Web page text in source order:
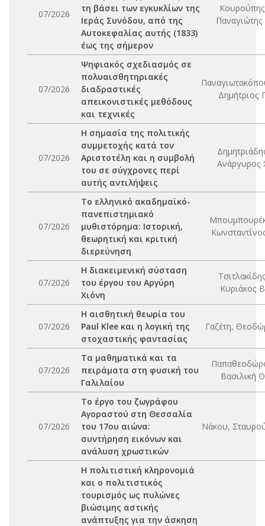
07/2026
τη βάσει των εγκυκλίων της
Ιεράς Συνόδου, από της
Αυτοκεφαλίας αυτής (1833)
έως της σήμερον
Παναγιώτης
07/2026
Ψηφιακός σχεδιασμός σε
πολυαισθητηριακές
διαδραστικές
απεικονιστικές μεθόδους
και τεχνικές
Δημήτριος
07/2026
Η σημασία της πολιτικής
συμμετοχής κατά τον
Αριστοτέλη και η συμβολή
του σε σύγχρονες περί
αυτής αντιλήψεις
Ανάργυρος
07/2026
Το ελληνικό ακαδημαϊκό-
πανεπιστημιακό
μυθιστόρημα: Ιστορική,
θεωρητική και κριτική
διερεύνηση
07/2026
Η διακειμενική σύσταση
του έργου του Αργύρη
Χιόνη
Κυριάκος
07/2026
Η αισθητική θεωρία του
Paul Klee και η λογική της
στοχαστικής φαντασίας
Γαζέτη,
07/2026
Τα μαθηματικά και τα
πειράματα στη φυσική του
Γαλιλαίου
Βασιλική
07/2026
Το έργο του ζωγράφου
Αγοραστού στη Θεσσαλία
του 17ου αιώνα:
συντήρηση εικόνων και
ανάλυση χρωστικών
Νάκου,
Η πολιτιστική κληρονομιά
και ο πολιτιστικός
τουρισμός ως πυλώνες
βιώσιμης αστικής
ανάπτυξης για την άσκηση